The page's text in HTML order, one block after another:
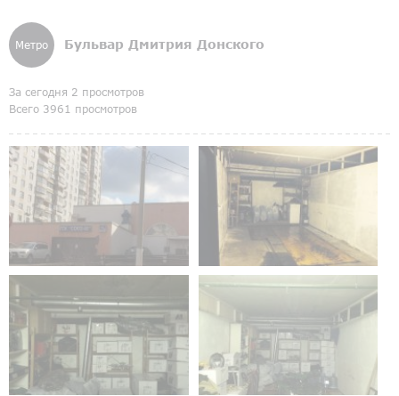
Метро Бульвар Дмитрия Донского
За сегодня 2 просмотров
Всего 3961 просмотров